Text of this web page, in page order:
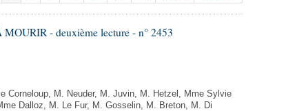
- deuxième lecture - n° 2453
Corneloup, M. Neuder, M. Juvin, M. Hetzel, Mme Sylvie
Dalloz, M. Le Fur, M. Gosselin, M. Breton, M. Di